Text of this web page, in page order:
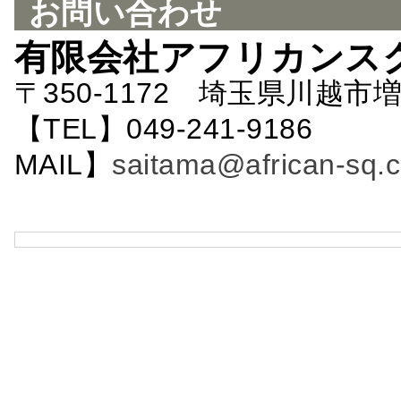
お問い合わせ
有限会社アフリカンス
〒350-1172 埼玉県川越市
【TEL】049-241-
MAIL】 saitama@african-